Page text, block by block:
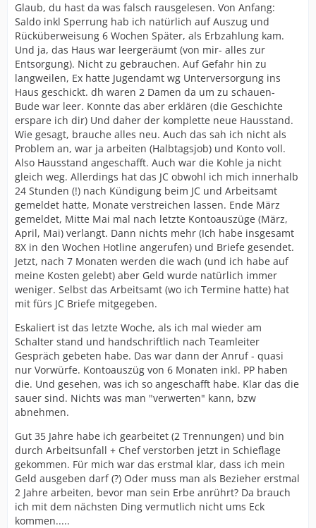
Glaub, du hast da was falsch rausgelesen. Von Anfang:
Saldo inkl Sperrung hab ich natürlich auf Auszug und
Rücküberweisung 6 Wochen Später, als Erbzahlung kam.
Und ja, das Haus war leergeräumt (von mir- alles zur
Entsorgung). Nicht zu gebrauchen. Auf Gefahr hin zu
langweilen, Ex hatte Jugendamt wg Unterversorgung ins
Haus geschickt. dh waren 2 Damen da um zu schauen-
Bude war leer. Konnte das aber erklären (die Geschichte
erspare ich dir) Und daher der komplette neue Hausstand.
Wie gesagt, brauche alles neu. Auch das sah ich nicht als
Problem an, war ja arbeiten (Halbtagsjob) und Konto voll.
Also Hausstand angeschafft. Auch war die Kohle ja nicht
gleich weg. Allerdings hat das JC obwohl ich mich innerhalb
24 Stunden (!) nach Kündigung beim JC und Arbeitsamt
gemeldet hatte, Monate verstreichen lassen. Ende März
gemeldet, Mitte Mai mal nach letzte Kontoauszüge (März,
April, Mai) verlangt. Dann nichts mehr (Ich habe insgesamt
8X in den Wochen Hotline angerufen) und Briefe gesendet.
Jetzt, nach 7 Monaten werden die wach (und ich habe auf
meine Kosten gelebt) aber Geld wurde natürlich immer
weniger. Selbst das Arbeitsamt (wo ich Termine hatte) hat
mit fürs JC Briefe mitgegeben.
Eskaliert ist das letzte Woche, als ich mal wieder am
Schalter stand und handschriftlich nach Teamleiter
Gespräch gebeten habe. Das war dann der Anruf - quasi
nur Vorwürfe. Kontoauszüg von 6 Monaten inkl. PP haben
die. Und gesehen, was ich so angeschafft habe. Klar das die
sauer sind. Nichts was man "verwerten" kann, bzw
abnehmen.
Gut 35 Jahre habe ich gearbeitet (2 Trennungen) und bin
durch Arbeitsunfall + Chef verstorben jetzt in Schieflage
gekommen. Für mich war das erstmal klar, dass ich mein
Geld ausgeben darf (?) Oder muss man als Bezieher erstmal
2 Jahre arbeiten, bevor man sein Erbe anrührt? Da brauch
ich mit dem nächsten Ding vermutlich nicht ums Eck
kommen.....